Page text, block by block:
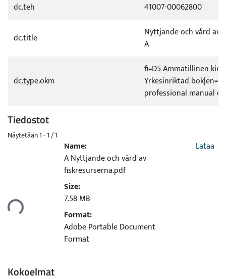
dc.teh
41007-00062800
dc.title
Nyttjande och vård av
A
dc.type.okm
fi=D5 Ammatillinen
Yrkesinriktad
professional manual
Tiedostot
Näytetään1 - 1 / 1
Name:
A-Nyttjande och vård av
fiskresurserna.pdf
Size:
7.58 MB
Format:
Adobe Portable Document
Format
Lataa
Kokoelmat